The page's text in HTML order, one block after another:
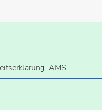
AMS